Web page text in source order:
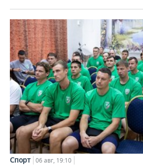
Спорт 06 авг, 19:10